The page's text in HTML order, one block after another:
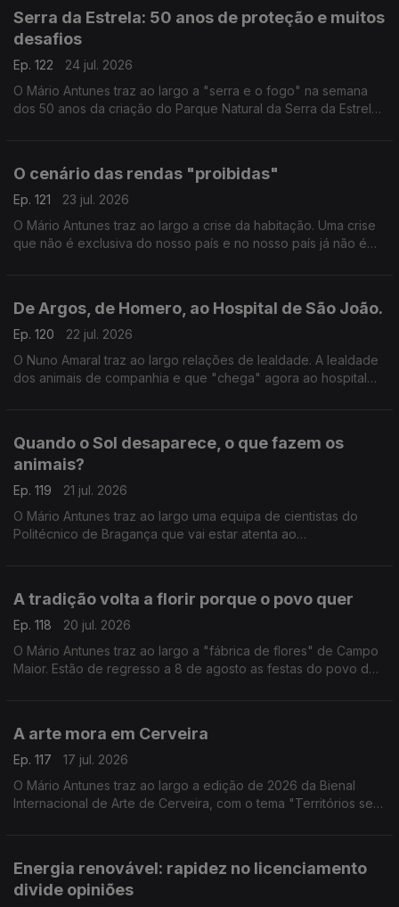
Serra da Estrela: 50 anos de proteção e muitos
desafios
Ep. 122
24 jul. 2026
O Mário Antunes traz ao largo a "serra e o fogo" na semana
dos 50 anos da criação do Parque Natural da Serra da Estrela.
O cenário das rendas "proibidas"
Ep. 121
23 jul. 2026
O Mário Antunes traz ao largo a crise da habitação. Uma crise
que não é exclusiva do nosso país e no nosso país já não é
De Argos, de Homero, ao Hospital de São João.
Ep. 120
22 jul. 2026
O Nuno Amaral traz ao largo relações de lealdade. A lealdade
dos animais de companhia e que "chega" agora ao hospital
Quando o Sol desaparece, o que fazem os
animais?
Ep. 119
21 jul. 2026
O Mário Antunes traz ao largo uma equipa de cientistas do
Politécnico de Bragança que vai estar atenta ao
A tradição volta a florir porque o povo quer
Ep. 118
20 jul. 2026
O Mário Antunes traz ao largo a "fábrica de flores" de Campo
Maior. Estão de regresso a 8 de agosto as festas do povo de
A arte mora em Cerveira
Ep. 117
17 jul. 2026
O Mário Antunes traz ao largo a edição de 2026 da Bienal
Internacional de Arte de Cerveira, com o tema "Territórios sem
Energia renovável: rapidez no licenciamento
divide opiniões